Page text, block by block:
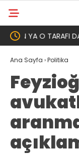
Yeni Parti
Memleketi
Ana Sayfa ›Politika